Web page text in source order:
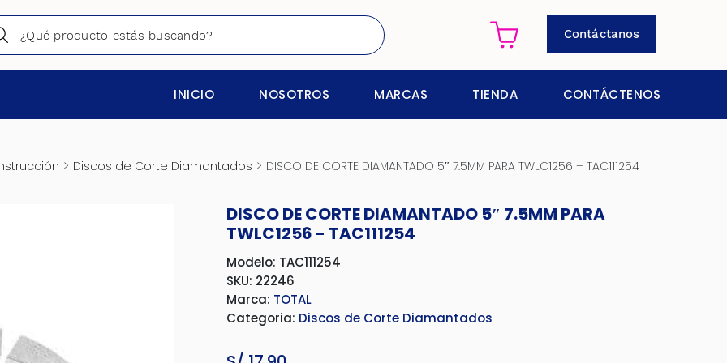
Contáctanos
INICIO NOSOTROS MARCAS TIENDA CONTÁCTENOS
> Discos de Corte Diamantados > DISCO DE CORTE DIAMANTADO 5″ 7.5MM PARA TWLC1256 – TAC111254
DISCO DE CORTE DIAMANTADO 5″ 7.5MM PARA
TWLC1256 - TAC111254
Modelo: TAC111254
SKU: 22246
Marca: TOTAL
Categoria: Discos de Corte Diamantados